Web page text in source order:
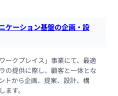
ケーション基盤の企画・設
ークプレイス」事業にて、最適
の提供に際し、顧客と一体とな
トから企画、提案、設計、構
す。